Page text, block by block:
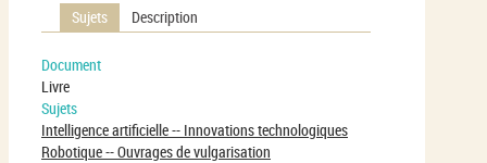
Sujets Description
Document
Livre
Sujets
Intelligence artificielle -- Innovations technologiques
Robotique -- Ouvrages de vulgarisation